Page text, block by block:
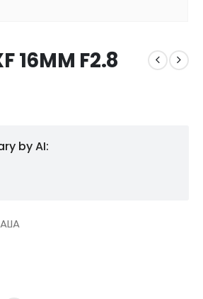
16MM F2.8
by AI: